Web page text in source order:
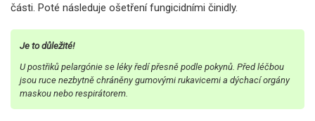
části. Poté následuje ošetření fungicidními činidly.
Je to důležité!
U postřiků pelargónie se léky ředí přesně podle pokynů. Před léčbou
jsou ruce nezbytně chráněny gumovými rukavicemi a dýchací orgány
maskou nebo respirátorem.